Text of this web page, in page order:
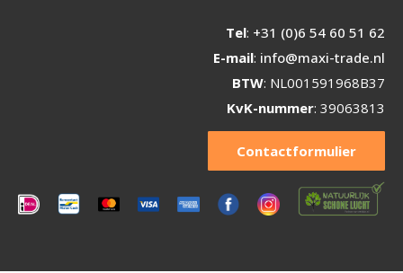
Tel: +31 (0)6 54 60 51 62
E-mail: info@maxi-trade.nl
BTW: NL001591968B37
KvK-nummer: 39063813
Contactformulier